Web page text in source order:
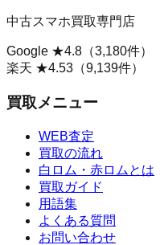
中古スマホ買取専門店
Google ★4.8 （3,180件）
楽天 ★4.53 （9,139件）
買取メニュー
WEB査定
買取の流れ
白ロム・赤ロムとは
買取ガイド
用語集
よくある質問
お問い合わせ